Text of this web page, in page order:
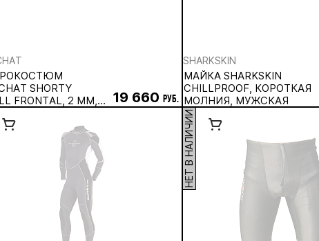
SHORTY
FRONTAL, 2 ММ,
19 660 руб.
SHARKSKIN
МАЙКА SHARKSKIN
CHILLPROOF, КОРОТКАЯ
МОЛНИЯ, МУЖСКАЯ
НЕТ В НАЛИЧИИ